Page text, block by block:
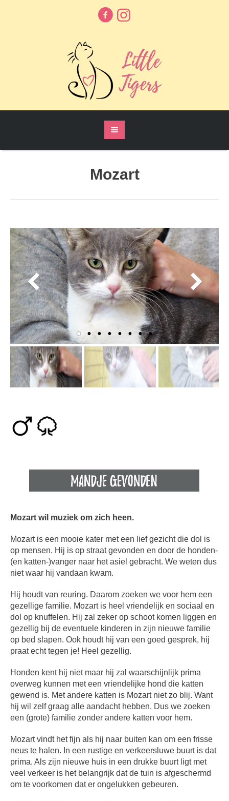
Mozart
Mozart wil muziek om zich heen.
Mozart is een mooie kater met een lief gezicht die dol is
op mensen. Hij is op straat gevonden en door de honden-
(en katten-)vanger naar het asiel gebracht. We weten dus
niet waar hij vandaan kwam.
Hij houdt van reuring. Daarom zoeken we voor hem een
gezellige familie. Mozart is heel vriendelijk en sociaal en
dol op knuffelen. Hij zal zeker op schoot komen liggen en
gezellig bij de eventuele kinderen in zijn nieuwe familie
op bed slapen. Ook houdt hij van een goed gesprek, hij
praat echt tegen je! Heel gezellig.
Honden kent hij niet maar hij zal waarschijnlijk prima
overweg kunnen met een vriendelijke hond die katten
gewend is. Met andere katten is Mozart niet zo blij. Want
hij wil zelf graag alle aandacht hebben. Dus we zoeken
een (grote) familie zonder andere katten voor hem.
Mozart vindt het fijn als hij naar buiten kan om een frisse
neus te halen. In een rustige en verkeersluwe buurt is dat
prima. Als zijn nieuwe huis in een drukke buurt ligt met
veel verkeer is het belangrijk dat de tuin is afgeschermd
om te voorkomen dat er ongelukken gebeuren.